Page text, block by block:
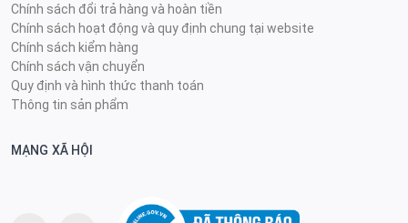
Chính sách đổi trả hàng và hoàn tiền
Chính sách hoạt động và quy định chung tại website
Chính sách kiểm hàng
Chính sách vận chuyển
Quy định và hình thức thanh toán
Thông tin sản phẩm
MẠNG XÃ HỘI